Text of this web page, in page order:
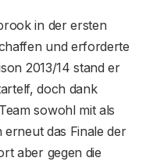
in der ersten
und erforderte
2013/14 stand er
doch dank
sowohl mit als
das Finale der
aber gegen die